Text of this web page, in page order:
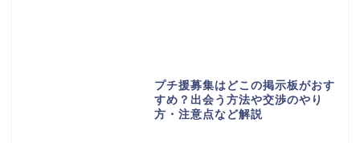
プチ援募集はどこの掲示板がおす
すめ？出会う方法や交渉のやり
方・注意点など解説